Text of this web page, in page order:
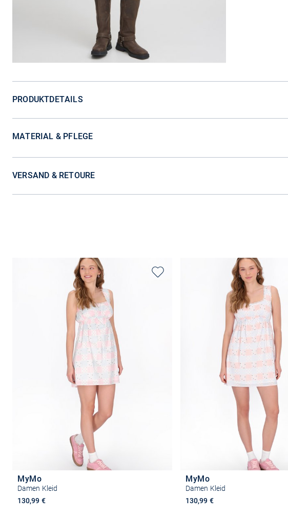
PRODUKTDETAILS
MATERIAL & PFLEGE
VERSAND & RETOURE
MyMo
Damen Kleid
130,99 €
MyMo
Damen Kleid
130,99 €